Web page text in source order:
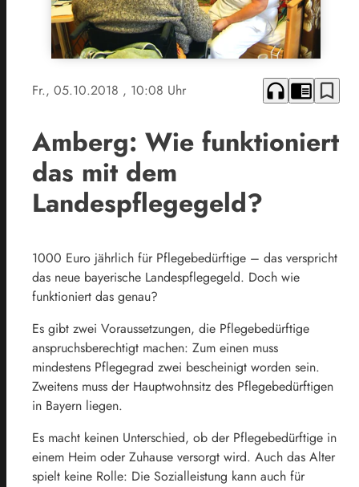
Fr., 05.10.2018 , 10:08 Uhr headphones chrome_reader_mode bookmark_border
Amberg: Wie funktioniert
das mit dem
Landespflegegeld?
1000 Euro jährlich für Pflegebedürftige – das verspricht
das neue bayerische Landespflegegeld. Doch wie
funktioniert das genau?
Es gibt zwei Voraussetzungen, die Pflegebedürftige
anspruchsberechtigt machen: Zum einen muss
mindestens Pflegegrad zwei bescheinigt worden sein.
Zweitens muss der Hauptwohnsitz des Pflegebedürftigen
in Bayern liegen.
Es macht keinen Unterschied, ob der Pflegebedürftige in
einem Heim oder Zuhause versorgt wird. Auch das Alter
spielt keine Rolle: Die Sozialleistung kann auch für